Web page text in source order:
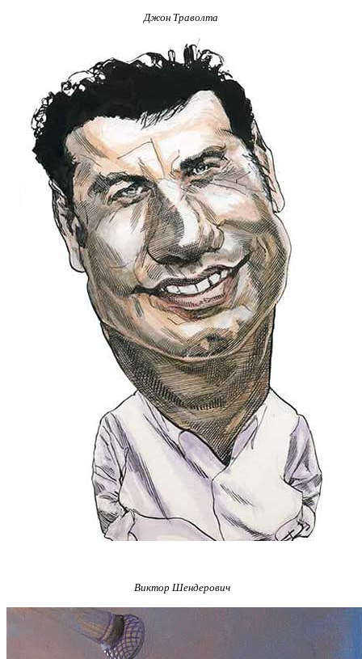
Джон Траволта
Виктор Шендерович